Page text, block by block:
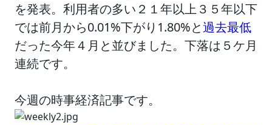
を発表。利用者の多い２１年以上３５年以下
では前月から0.01%下がり1.80%と過去最低
だった今年４月と並びました。下落は５ケ月
連続です。
今週の時事経済記事です。